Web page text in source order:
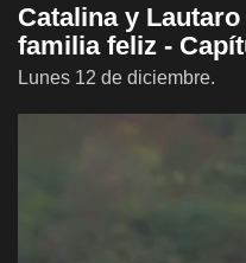
Catalina y
familia feliz -
Lunes 12 de diciembre.